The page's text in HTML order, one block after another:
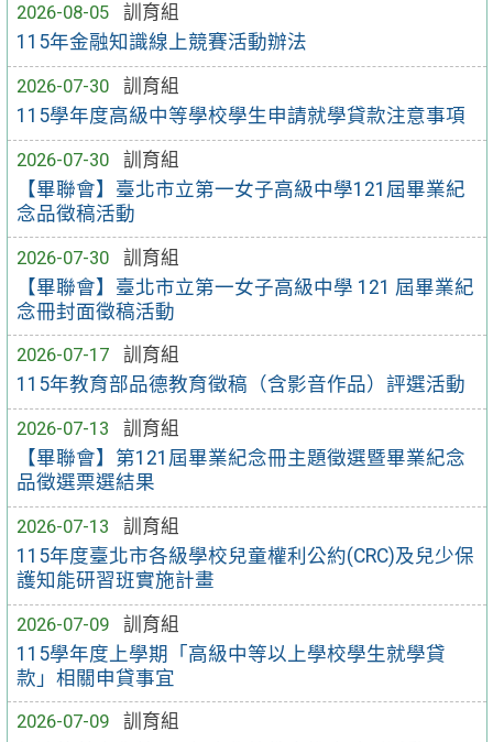
2026-08-05
訓育組
115年金融知識線上競賽活動辦法
2026-07-30
訓育組
115學年度高級中等學校學生申請就學貸款注意事項
2026-07-30
訓育組
【畢聯會】臺北市立第一女子高級中學121屆畢業紀
念品徵稿活動
2026-07-30
訓育組
【畢聯會】臺北市立第一女子高級中學 121 屆畢業紀
念冊封面徵稿活動
2026-07-17
訓育組
115年教育部品德教育徵稿（含影音作品）評選活動
2026-07-13
訓育組
【畢聯會】第121屆畢業紀念冊主題徵選暨畢業紀念
品徵選票選結果
2026-07-13
訓育組
115年度臺北市各級學校兒童權利公約(CRC)及兒少保
護知能研習班實施計畫
2026-07-09
訓育組
115學年度上學期「高級中等以上學校學生就學貸
款」相關申貸事宜
2026-07-09
訓育組